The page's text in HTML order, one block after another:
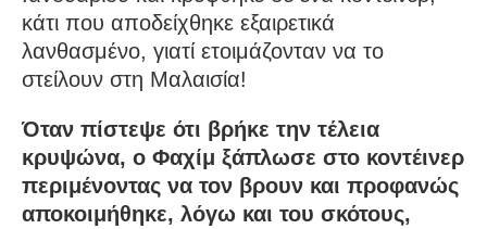
κάτι που αποδείχθηκε εξαιρετικά
λανθασμένο, γιατί ετοιμάζονταν να το
στείλουν στη Μαλαισία!
Όταν πίστεψε ότι βρήκε την τέλεια
κρυψώνα, ο Φαχίμ ξάπλωσε στο κοντέινερ
περιμένοντας να τον βρουν και προφανώς
αποκοιμήθηκε, λόγω και του σκότους,